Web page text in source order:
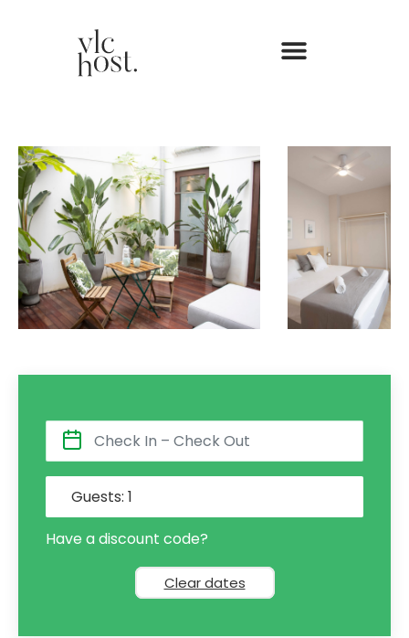
Guests: 1
Have a discount code?
Clear dates